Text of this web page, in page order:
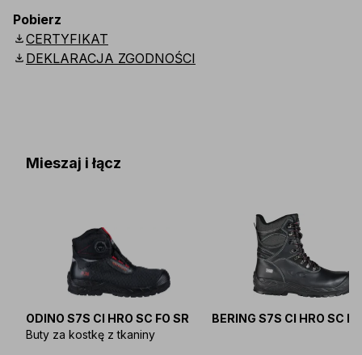
G025-K100
Rozmiar
Długość 24 cm 25 cm
Pobierz
downloadCERTYFIKAT
download DEKLARACJA ZGODNOŚCI
Mieszaj i łącz
ODINO S7S CI HRO SC FO SR
Buty za kostkę z tkaniny
BERING S7S CI HRO SC